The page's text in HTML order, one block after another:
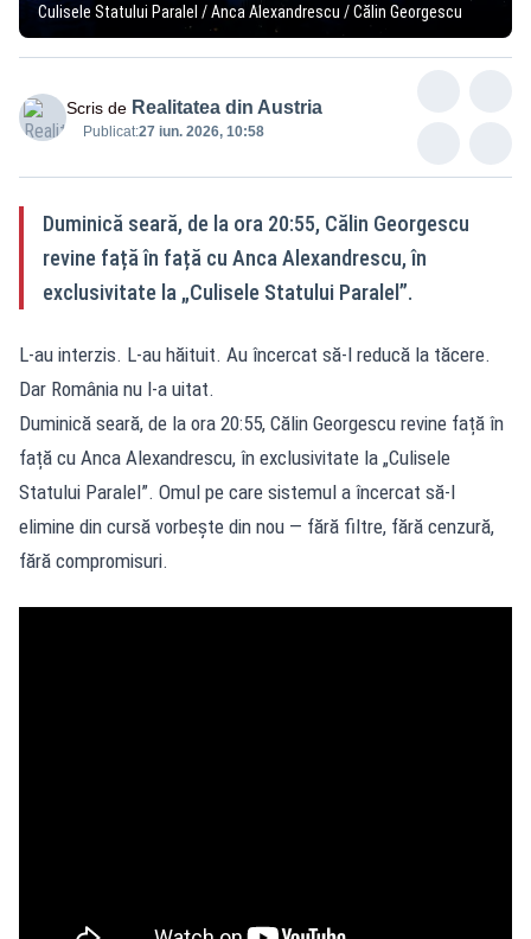
Culisele Statului Paralel / Anca Alexandrescu / Călin Georgescu
Scris de Realitatea din Austria
Publicat:27 iun. 2026, 10:58
Duminică seară, de la ora 20:55, Călin Georgescu
revine față în față cu Anca Alexandrescu, în
exclusivitate la „Culisele Statului Paralel”.
L-au interzis. L-au hăituit. Au încercat să-l reducă la tăcere.
Dar România nu l-a uitat.
Duminică seară, de la ora 20:55, Călin Georgescu revine față în
față cu Anca Alexandrescu, în exclusivitate la „Culisele
Statului Paralel”. Omul pe care sistemul a încercat să-l
elimine din cursă vorbește din nou — fără filtre, fără cenzură,
fără compromisuri.